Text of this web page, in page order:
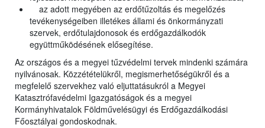
az adott megyében az erdőtűzoltás és megelőzés
tevékenységeiben illetékes állami és önkormányzati
szervek, erdőtulajdonosok és erdőgazdálkodók
együttműködésének elősegítése.
Az országos és a megyei tűzvédelmi tervek mindenki számára
nyilvánosak. Közzétételükről, megismerhetőségükről és a
megfelelő szervekhez való eljuttatásukról a Megyei
Katasztrófavédelmi Igazgatóságok és a megyei
Kormányhivatalok Földművelésügyi és Erdőgazdálkodási
Főosztályai gondoskodnak.